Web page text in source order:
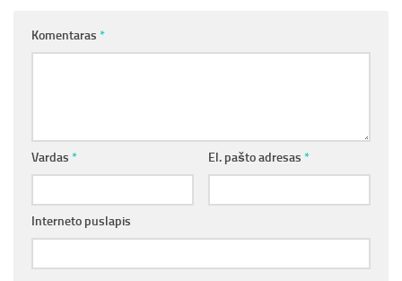
Komentaras *
Vardas * El. pašto adresas *
Interneto puslapis